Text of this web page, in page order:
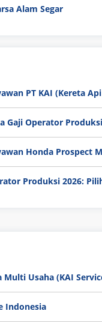
Alam Segar
Multi Usaha (KAI
Indonesia